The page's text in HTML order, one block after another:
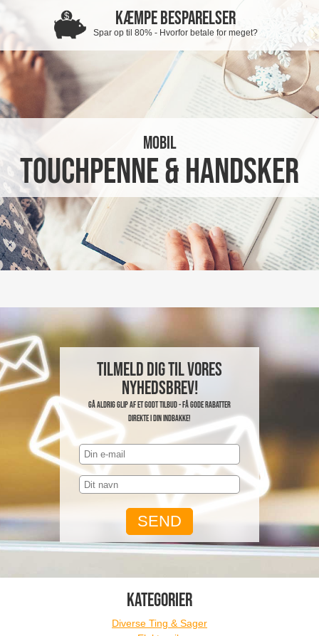
KÆMPE BESPARELSER
Spar op til 80% - Hvorfor betale for meget?
mobil
Touchpenne & Handsker
Tilmeld dig til vores
nyhedsbrev!
Gå aldrig glip af et godt tilbud - få gode rabatter
direkte i din indbakke!
KATEGORIER
Diverse Ting & Sager